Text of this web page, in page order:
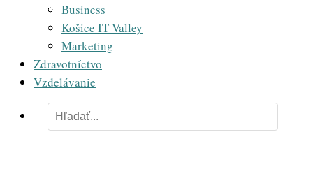
Business
Košice IT Valley
Marketing
Zdravotníctvo
Vzdelávanie